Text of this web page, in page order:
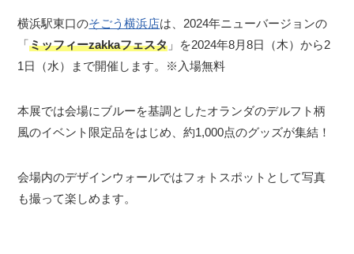
横浜駅東口のそごう横浜店は、2024年ニューバージョンの
「ミッフィーzakkaフェスタ 」を2024年8月8日（木）から2
1日（水）まで開催します。※入場無料
本展では会場にブルーを基調としたオランダのデルフト柄
風のイベント限定品をはじめ、約1,000点のグッズが集結！
会場内のデザインウォールではフォトスポットとして写真
も撮って楽しめます。